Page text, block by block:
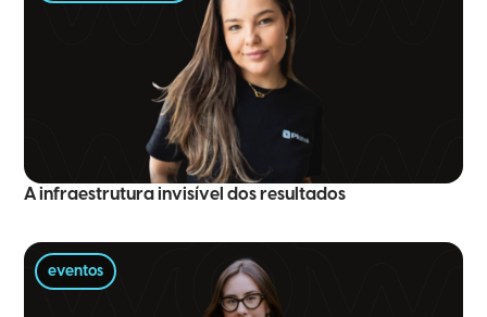
A infraestrutura invisível dos resultados
eventos